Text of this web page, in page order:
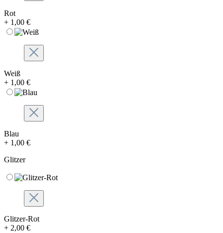
Rot
+ 1,00 €
Weiß
+ 1,00 €
Blau
+ 1,00 €
Glitzer
Glitzer-Rot
+ 2,00 €